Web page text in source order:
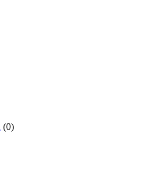
(0)